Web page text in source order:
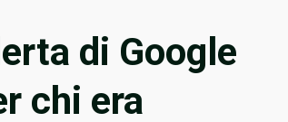
di Google
chi era